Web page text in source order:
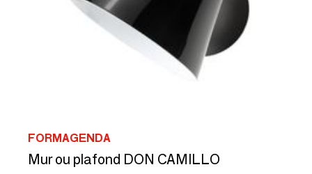
FORMAGENDA
Mur ou plafond DON CAMILLO